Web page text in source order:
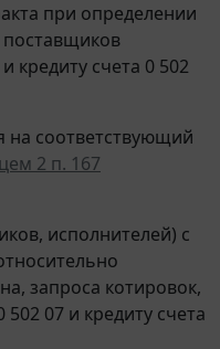
при определении
поставщиков
кредиту счета 0 502
на соответствующий
2 п. 167
исполнителей) с
запроса котировок,
07 и кредиту счета